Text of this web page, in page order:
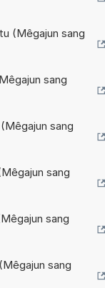
(Mêgajun sang
sang
sang
sang
sang
sang